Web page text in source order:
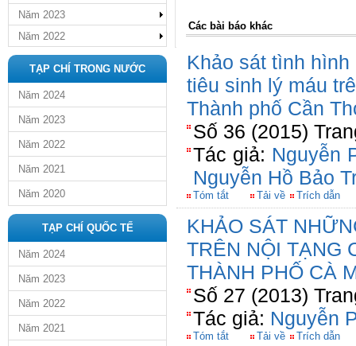
Năm 2023
Năm 2022
TẠP CHÍ TRONG NƯỚC
Năm 2024
Năm 2023
Năm 2022
Năm 2021
Năm 2020
TẠP CHÍ QUỐC TẾ
Năm 2024
Năm 2023
Năm 2022
Năm 2021
Các bài báo khác
Khảo sát tình
tiêu sinh lý máu
Thành phố Cần
Số 36 (2015)
Tác giả: Nguyễn
Nguyễn Hồ Bảo
Tóm tắt Tải về Trích dẫn
KHẢO SÁT
TRÊN NỘI TẠNG
THÀNH PHỐ CÀ
Số 27 (2013)
Tác giả: Nguyễn
Tóm tắt Tải về Trích dẫn